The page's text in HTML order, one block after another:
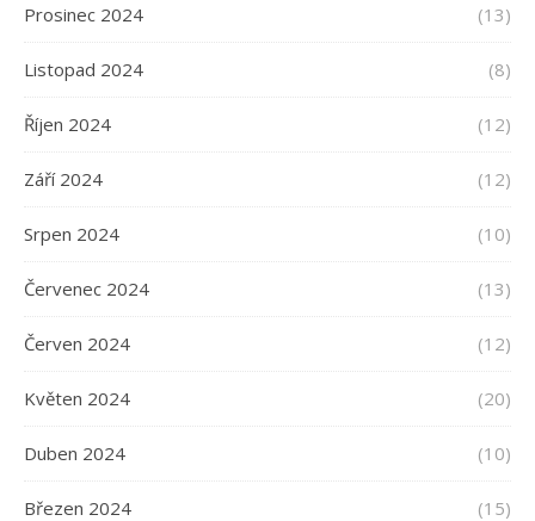
Prosinec 2024 (13)
Listopad 2024 (8)
Říjen 2024 (12)
Září 2024 (12)
Srpen 2024 (10)
Červenec 2024 (13)
Červen 2024 (12)
Květen 2024 (20)
Duben 2024 (10)
Březen 2024 (15)